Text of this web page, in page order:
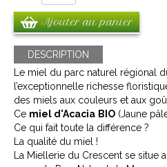
Ajouter au panier
DESCRIPTION
Le miel du parc naturel régional
l’exceptionnelle richesse
des miels aux couleurs et aux
Ce miel d'Acacia BIO (Jaune
Ce qui fait toute la différence ?
La qualité du miel !
La Miellerie du Crescent se situe